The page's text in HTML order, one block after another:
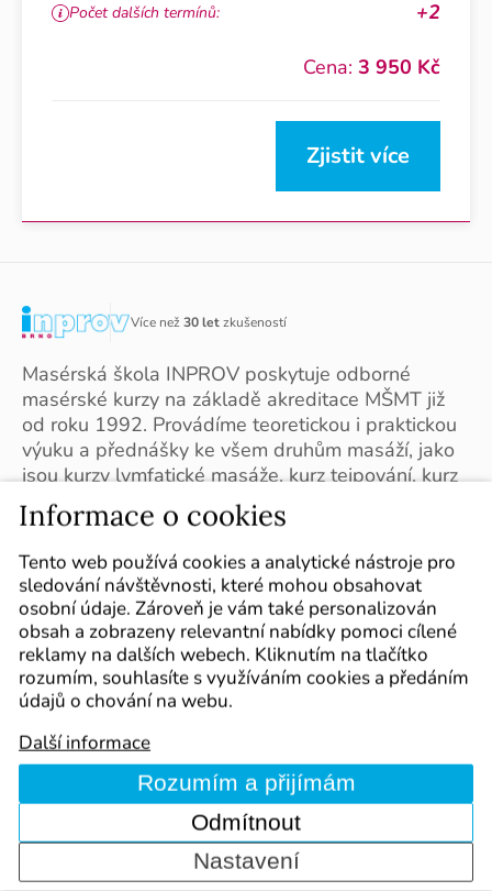
Počet dalších termínů: +2
Cena: 3 950 Kč
Zjistit více
Více než30 letzkušeností
Masérská škola INPROV poskytuje odborné
masérské kurzy na základě akreditace MŠMT již
od roku 1992. Provádíme teoretickou i praktickou
výuku a přednášky ke všem druhům masáží, jako
jsou kurzy lymfatické masáže, kurz tejpování, kurz
reflexní masáže a další. Garantujeme odbornost
podloženou léty výuky masérských kurzů pro
přípravu budoucích masérů a masérek.
Kontakt
Střední škola informatiky a spojů
Čichnova 23, 624 00, Brno
DIČ: CZ26911418
Zápis společnosti veden u Krajského soudu v Brně
Informace o cookies
Tento web používá cookies a analytické nástroje pro
sledování návštěvnosti, které mohou obsahovat
osobní údaje. Zároveň je vám také personalizován
obsah a zobrazeny relevantní nabídky pomoci cílené
reklamy na dalších webech. Kliknutím na tlačítko
rozumím, souhlasíte s využíváním cookies a předáním
údajů o chování na webu.
Další informace
Rozumím a přijímám
Odmítnout
Nastavení